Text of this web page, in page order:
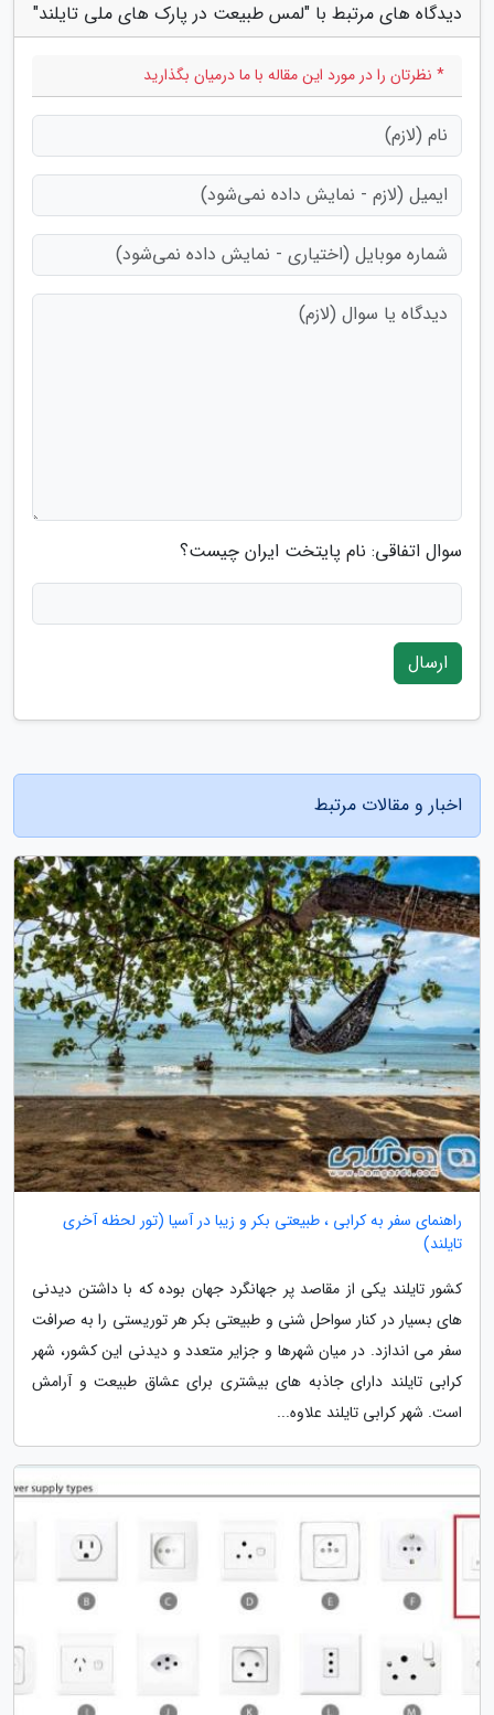
دیدگاه های مرتبط با "لمس طبیعت در پارک های ملی تایلند"
* نظرتان را در مورد این مقاله با ما درمیان بگذارید
سوال اتفاقی: نام پایتخت ایران چیست؟
ارسال
اخبار و مقالات مرتبط
راهنمای سفر به کرابی ، طبیعتی بکر و زیبا در آسیا (تور لحظه آخری
تایلند)
کشور تایلند یکی از مقاصد پر جهانگرد جهان بوده که با داشتن دیدنی
های بسیار در کنار سواحل شنی و طبیعتی بکر هر توریستی را به صرافت
سفر می اندازد. در میان شهرها و جزایر متعدد و دیدنی این کشور، شهر
کرابی تایلند دارای جاذبه های بیشتری برای عشاق طبیعت و آرامش
است. شهر کرابی تایلند علاوه...